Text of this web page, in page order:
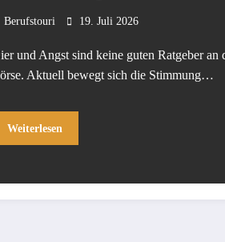
Berufstouri 19. Juli 2026
und Angst sind keine guten Ratgeber an
Aktuell bewegt sich die Stimmung…
Weiterlesen